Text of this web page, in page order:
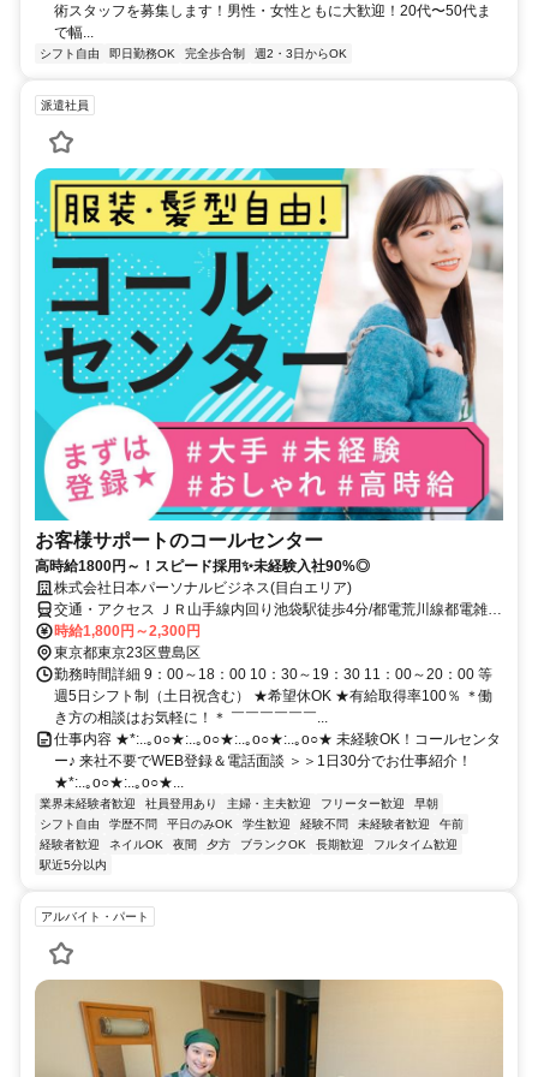
術スタッフを募集します！男性・女性ともに大歓迎！20代〜50代ま
で幅...
シフト自由 即日勤務OK 完全歩合制 週2・3日からOK
派遣社員
お客様サポートのコールセンター
高時給1800円～！スピード採用✨未経験入社90%◎
株式会社日本パーソナルビジネス(目白エリア)
交通・アクセス ＪＲ山手線内回り池袋駅徒歩4分/都電荒川線都電雑司
ケ谷駅徒歩10分/ＪＲ山手線内回り目白駅徒歩10分
時給1,800円～2,300円
東京都東京23区豊島区
勤務時間詳細 9：00～18：00 10：30～19：30 11：00～20：00 等
週5日シフト制（土日祝含む） ★希望休OK ★有給取得率100％ ＊働
き方の相談はお気軽に！＊ ￣￣￣￣￣￣...
仕事内容 ★*:..｡o○★:..｡o○★:..｡o○★:..｡o○★ 未経験OK！コールセンタ
ー♪ 来社不要でWEB登録＆電話面談 ＞＞1日30分でお仕事紹介！
★*:..｡o○★:..｡o○★...
業界未経験者歓迎 社員登用あり 主婦・主夫歓迎 フリーター歓迎
早朝
シフト自由
学歴不問 平日のみOK 学生歓迎 経験不問 未経験者歓迎
午前
経験者歓迎
ネイルOK 夜間 夕方 ブランクOK 長期歓迎
フルタイム歓迎
駅近5分以内
アルバイト・パート